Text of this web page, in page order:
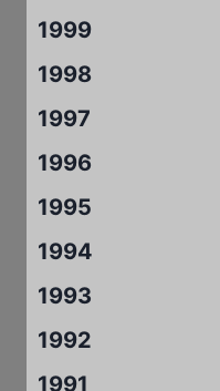
1999
1998
1997
1996
1995
1994
1993
1992
1991